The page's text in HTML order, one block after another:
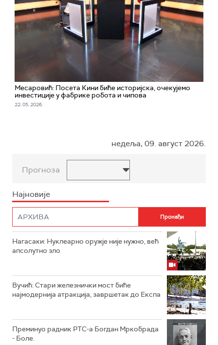
Месаровић: Посета Кини биће историјска, очекујемо
инвестиције у фабрике робота и чипова
22. 05. 2026.
недеља, 09. август 2026.
Прогноза
Најновије
Нагасаки: Нуклеарно оружје није нужно, већ
апсолутно зло
Вучић: Стари железнички мост биће
најмодернија атракција, завршетак до Експа
Преминуо радник РТС-а Богдан Мркобрада
- Боле.